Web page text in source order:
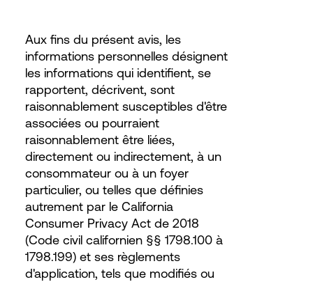
Aux fins du présent avis, les
informations personnelles désignent
les informations qui identifient, se
rapportent, décrivent, sont
raisonnablement susceptibles d'être
associées ou pourraient
raisonnablement être liées,
directement ou indirectement, à un
consommateur ou à un foyer
particulier, ou telles que définies
autrement par le California
Consumer Privacy Act de 2018
(Code civil californien §§ 1798.100 à
1798.199) et ses règlements
d'application, tels que modifiés ou